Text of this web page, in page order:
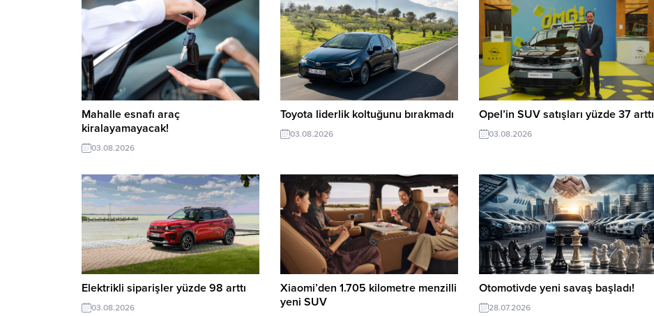
Mahalle esnafı araç
kiralayamayacak!
03.08.2026
Toyota liderlik koltuğunu bırakmadı
03.08.2026
Opel’in SUV satışları yüzde 37 arttı
03.08.2026
Elektrikli siparişler yüzde 98 arttı
03.08.2026
Xiaomi’den 1.705 kilometre menzilli
yeni SUV
Otomotivde yeni savaş başladı!
28.07.2026